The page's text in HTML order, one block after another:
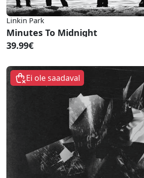
Linkin Park
Minutes To Midnight
39.99€
Ei ole saadaval